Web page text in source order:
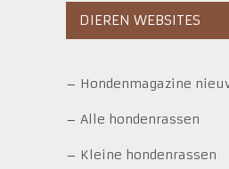
DIEREN WEBSITES
– Hondenmagazine
– Alle hondenrassen
– Kleine hondenrassen